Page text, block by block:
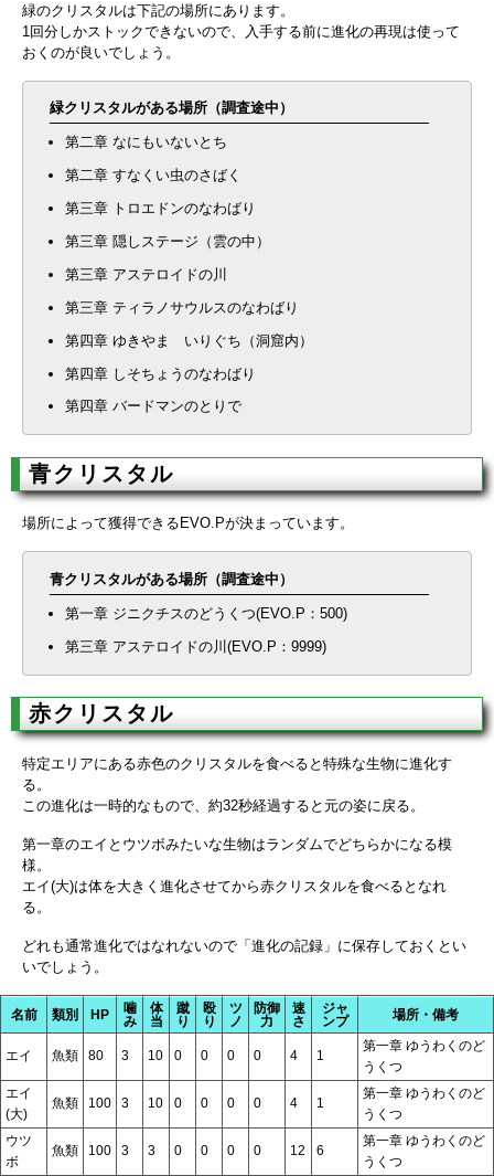
緑のクリスタルは下記の場所にあります。
1回分しかストックできないので、入手する前に進化の再現は使って
おくのが良いでしょう。
緑クリスタルがある場所（調査途中）
第二章 なにもいないとち
第二章 すなくい虫のさばく
第三章 トロエドンのなわばり
第三章 隠しステージ（雲の中）
第三章 アステロイドの川
第三章 ティラノサウルスのなわばり
第四章 ゆきやま いりぐち（洞窟内）
第四章 しそちょうのなわばり
第四章 バードマンのとりで
青クリスタル
場所によって獲得できるEVO.Pが決まっています。
青クリスタルがある場所（調査途中）
第一章 ジニクチスのどうくつ(EVO.P：500)
第三章 アステロイドの川(EVO.P：9999)
赤クリスタル
特定エリアにある赤色のクリスタルを食べると特殊な生物に進化す
る。
この進化は一時的なもので、約32秒経過すると元の姿に戻る。
第一章のエイとウツボみたいな生物はランダムでどちらかになる模
様。
エイ(大)は体を大きく進化させてから赤クリスタルを食べるとなれ
る。
どれも通常進化ではなれないので「進化の記録」に保存しておくとい
いでしょう。
名前 類別 HP
噛
み
体
当
蹴
り
殴
り
ツ
ノ
防御
力
速
さ
ジャ
ンプ
場所・備考
エイ 魚類 80 3 10 0 0 0 0 4 1
第一章 ゆうわくのど
うくつ
エイ
(大)
魚類 100 3 10 0 0 0 0 4 1
第一章 ゆうわくのど
うくつ
ウツ
ボ
魚類 100 3 3 0 0 0 0 12 6
第一章 ゆうわくのど
うくつ